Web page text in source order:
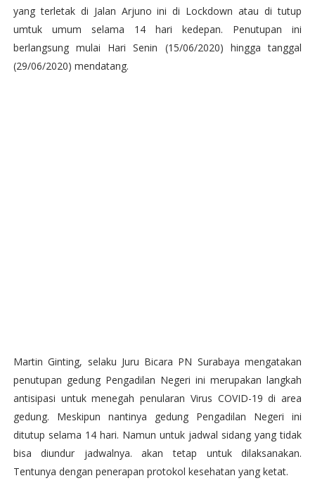
yang terletak di Jalan Arjuno ini di Lockdown atau di tutup
umtuk umum selama 14 hari kedepan. Penutupan ini
berlangsung mulai Hari Senin (15/06/2020) hingga tanggal
(29/06/2020) mendatang.
Martin Ginting, selaku Juru Bicara PN Surabaya mengatakan
penutupan gedung Pengadilan Negeri ini merupakan langkah
antisipasi untuk menegah penularan Virus COVID-19 di area
gedung. Meskipun nantinya gedung Pengadilan Negeri ini
ditutup selama 14 hari. Namun untuk jadwal sidang yang tidak
bisa diundur jadwalnya. akan tetap untuk dilaksanakan.
Tentunya dengan penerapan protokol kesehatan yang ketat.